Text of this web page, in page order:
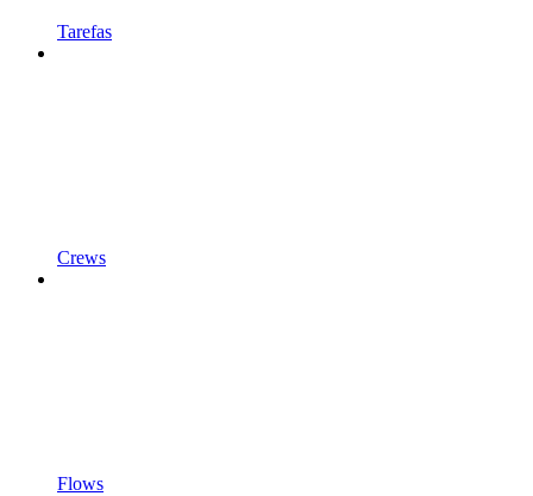
Tarefas
Crews
Flows